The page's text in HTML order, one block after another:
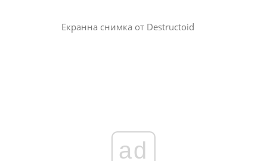
Екранна снимка от Destructoid
ad